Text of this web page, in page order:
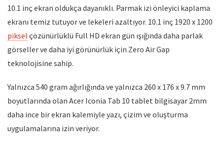
10.1 inç ekran oldukça dayanıklı. Parmak izi önleyici kaplama
ekranı temiz tutuyor ve lekeleri azaltıyor. 10.1 inç 1920 x 1200
piksel çözünürlüklü Full HD ekran gün ışığında daha parlak
görseller ve daha iyi görünürlük için Zero Air Gap
teknolojisine sahip.
Yalnızca 540 gram ağırlığında ve yalnızca 260 x 176 x 9.7 mm
boyutlarında olan Acer Iconia Tab 10 tablet bilgisayar 2mm
daha ince bir ekran kalemiyle yazı, çizim ve oluşturma
uygulamalarına izin veriyor.